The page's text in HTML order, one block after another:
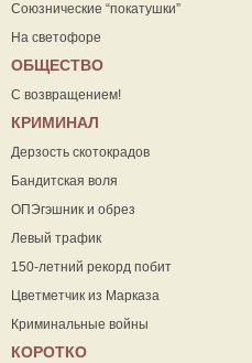
Союзнические “покатушки”
На светофоре
ОБЩЕСТВО
С возвращением!
КРИМИНАЛ
Дерзость скотокрадов
Бандитская воля
ОПЭгэшник и обрез
Левый трафик
150-летний рекорд побит
Цветметчик из Марказа
Криминальные войны
КОРОТКО